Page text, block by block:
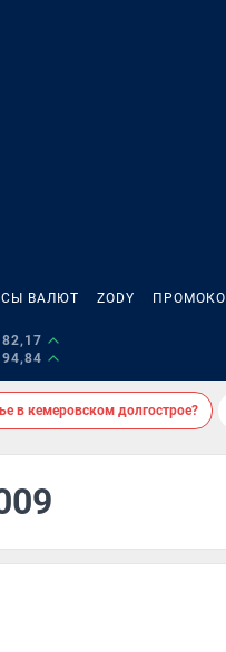
ВАЛЮТ ZODY
82,17
94,84
в кемеровском долгострое?